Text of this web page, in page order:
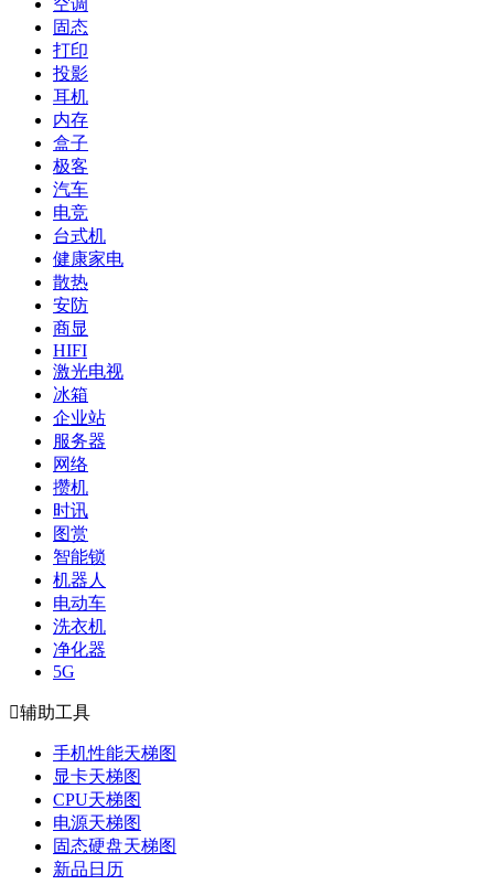
空调
固态
打印
投影
耳机
内存
盒子
极客
汽车
电竞
台式机
健康家电
散热
安防
商显
HIFI
激光电视
冰箱
企业站
服务器
网络
攒机
时讯
图赏
智能锁
机器人
电动车
洗衣机
净化器
5G
辅助工具
手机性能天梯图
显卡天梯图
CPU天梯图
电源天梯图
固态硬盘天梯图
新品日历